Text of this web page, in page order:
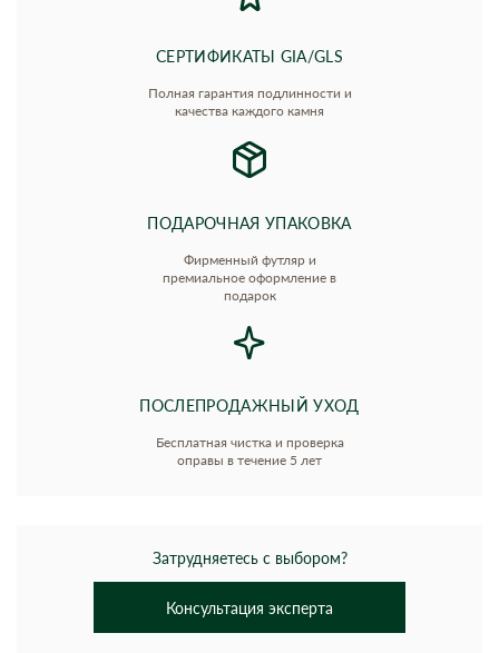
СЕРТИФИКАТЫ GIA/GLS
Полная гарантия подлинности и
качества каждого камня
ПОДАРОЧНАЯ УПАКОВКА
Фирменный футляр и
премиальное оформление в
подарок
ПОСЛЕПРОДАЖНЫЙ УХОД
Бесплатная чистка и проверка
оправы в течение 5 лет
Затрудняетесь с выбором?
Консультация эксперта